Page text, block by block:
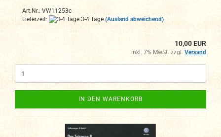
Art.Nr.: VW11253c
Lieferzeit:
3-4 Tage (Ausland abweichend)
10,00 EUR
inkl. 7% MwSt. zzgl. Versand
IN DEN WARENKORB